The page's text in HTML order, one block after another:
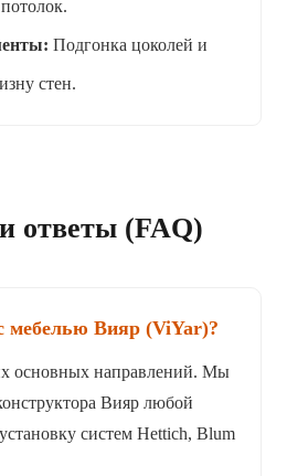
Подгонка цоколей и
стен.
ответы (FAQ)
мебелью Вияр (ViYar)?
основных направлений. Мы
Вияр любой
систем Hettich, Blum